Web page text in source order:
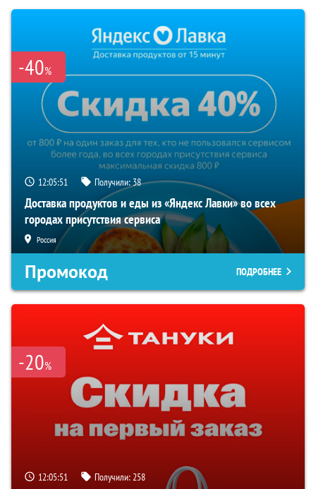
-40%
12:05:51 Получили:38
Доставка продуктов и еды из «Яндекс Лавки» во всех
городах присутствия сервиса
Россия
Промокод ПОДРОБНЕЕ
-20%
12:05:51 Получили:258